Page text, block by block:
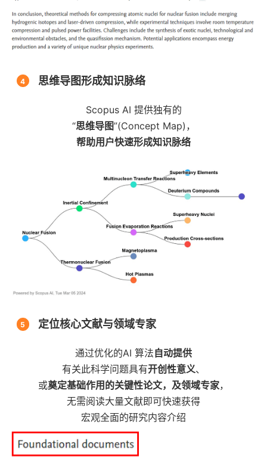
4 思维导图形成知识脉络
Scopus AI 提供独有的
“思维导图”(Concept Map)，
帮助用户快速形成知识脉络
5 定位核心文献与领域专家
通过优化的AI 算法自动提供
有关此科学问题具有开创性意义、
或奠定基础作用的关键性论文， 及领域专家，
无需阅读大量文献即可快速获得
宏观全面的研究内容介绍